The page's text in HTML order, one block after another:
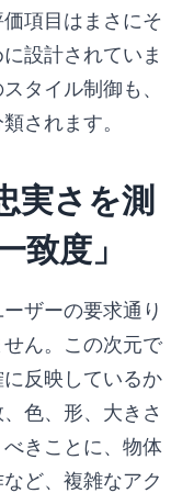
項目はまさにそ
設計されていま
タイル制御も、
されます。
実さを測
致度」
ザーの要求通り
ん。この次元で
反映しているか
色、形、大きさ
きことに、物体
ど、複雑なアク